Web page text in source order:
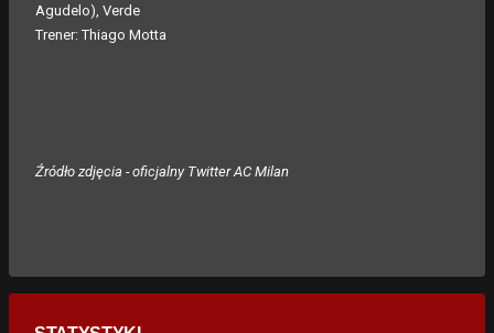
Agudelo), Verde
Trener: Thiago Motta
Źródło zdjęcia - oficjalny Twitter AC Milan